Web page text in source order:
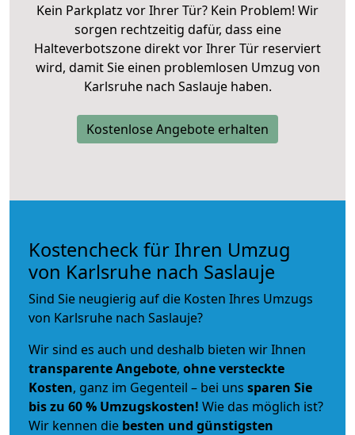
Kein Parkplatz vor Ihrer Tür? Kein Problem! Wir
sorgen rechtzeitig dafür, dass eine
Halteverbotszone direkt vor Ihrer Tür reserviert
wird, damit Sie einen problemlosen Umzug von
Karlsruhe nach Saslauje haben.
Kostenlose Angebote erhalten
Kostencheck für Ihren Umzug
von Karlsruhe nach Saslauje
Sind Sie neugierig auf die Kosten Ihres Umzugs
von Karlsruhe nach Saslauje?
Wir sind es auch und deshalb bieten wir Ihnen
transparente Angebote, ohne versteckte
Kosten, ganz im Gegenteil – bei uns sparen Sie
bis zu 60 % Umzugskosten! Wie das möglich ist?
Wir kennen die besten und günstigsten